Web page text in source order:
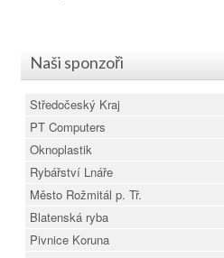
Naši sponzoři
Středočeský Kraj
PT Computers
Oknoplastik
Rybářství Lnáře
Město Rožmitál p. Tř.
Blatenská ryba
Pivnice Koruna